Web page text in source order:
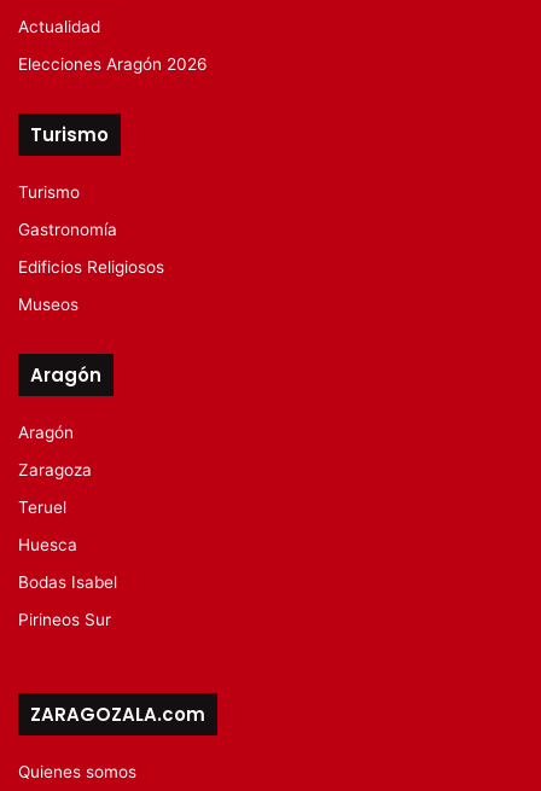
Actualidad
Elecciones Aragón 2026
Turismo
Turismo
Gastronomía
Edificios Religiosos
Museos
Aragón
Aragón
Zaragoza
Teruel
Huesca
Bodas Isabel
Pirineos Sur
ZARAGOZALA.com
Quienes somos